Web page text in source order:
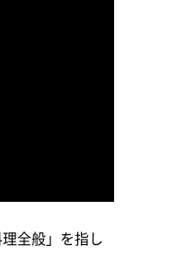
全般」を指し